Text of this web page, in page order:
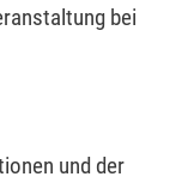
bei
und der